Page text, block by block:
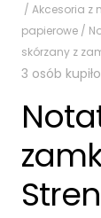
/ Akcesoria z
papierowe /
skórzany z
3 osób kupiło